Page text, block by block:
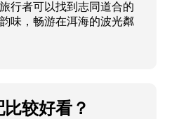
行者可以找到志同道合的
味，畅游在洱海的波光粼
较好看？